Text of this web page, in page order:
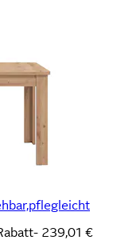
- 239,01 €